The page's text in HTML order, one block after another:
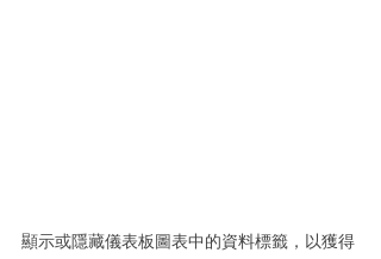
顯示或隱藏儀表板圖表中的資料標籤，以獲得